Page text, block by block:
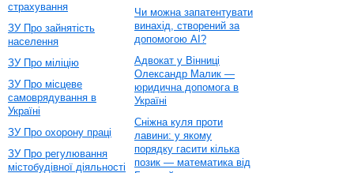
страхування
ЗУ Про зайнятість
населення
ЗУ Про міліцію
ЗУ Про місцеве
самоврядування в
Україні
ЗУ Про охорону праці
ЗУ Про регулювання
містобудівної діяльності
Чи можна запатентувати
винахід, створений за
допомогою AI?
Адвокат у Вінниці
Олександр Малик —
юридична допомога в
Україні
Сніжна куля проти
лавини: у якому
порядку гасити кілька
позик — математика від